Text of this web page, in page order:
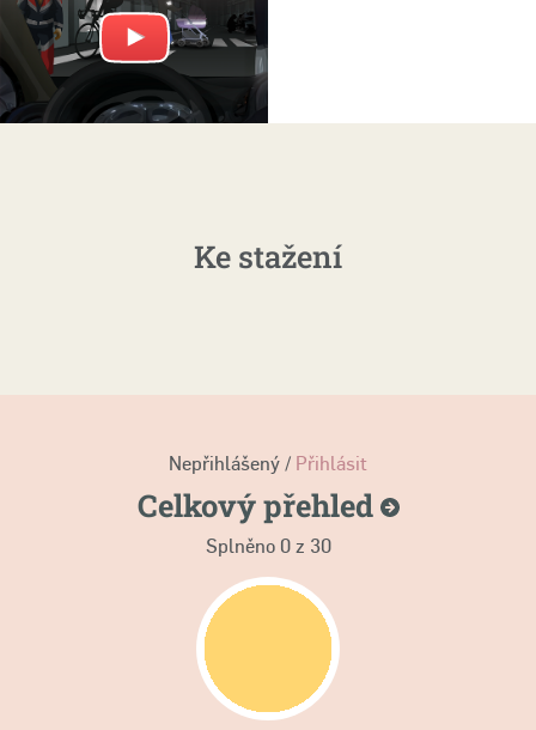
Ke stažení
Nepřihlášený / Přihlásit
Celkovýpřehled
Splněno 0z 30